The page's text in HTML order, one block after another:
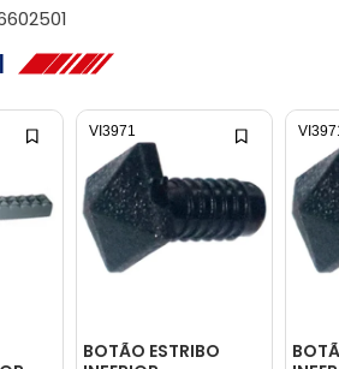
BOTÃO ESTRIBO
VI3971